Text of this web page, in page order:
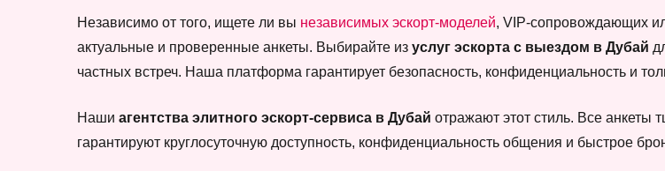
Независимо от того, ищете ли вы независимых эскорт-моделей, VIP-сопровождающих
актуальные и проверенные анкеты. Выбирайте из услуг эскорта с выездом в Дубай
частных встреч. Наша платформа гарантирует безопасность, конфиденциальность и
Наши агентства элитного эскорт-сервиса в Дубай отражают этот стиль. Все анкеты
гарантируют круглосуточную доступность, конфиденциальность общения и быстрое